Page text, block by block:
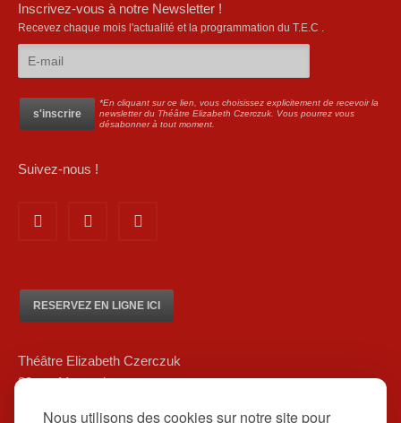
Nous utilisons des cookies sur notre site pour
Inscrivez-vous à notre Newsletter !
Recevez chaque mois l'actualité et la programmation du T.E.C .
*En cliquant sur ce lien, vous choisissez explicitement de recevoir la
newsletter du Théâtre Elizabeth Czerczuk. Vous pourrez vous
désabonner à tout moment.
Suivez-nous !
RESERVEZ EN LIGNE ICI
Théâtre Elizabeth Czerczuk
20 rue Marsoulan